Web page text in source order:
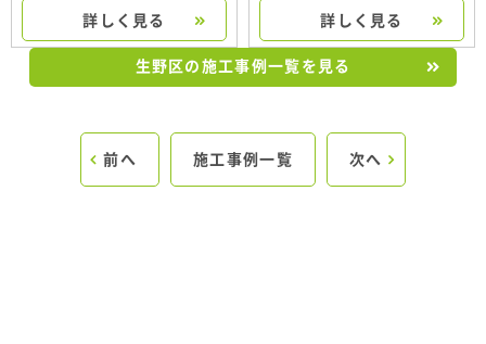
詳しく見る 詳しく見る
生野区の施工事例一覧を見る
前へ 施工事例一覧 次へ